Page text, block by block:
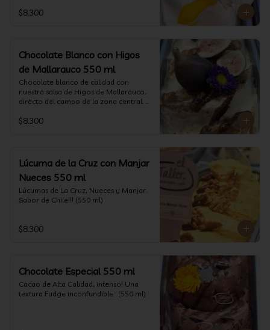
$8.300
Chocolate Blanco con Higos
de Mallarauco 550 ml
Chocolate blanco de calidad con
nuestra salsa de Higos de Mallarauco,
directo del campo de la zona central.
$8.300
Lúcuma de la Cruz con Manjar
Nueces 550 ml
Lúcumas de La Cruz, Nueces y Manjar.
Sabor de Chile!!! (550 ml)
$8.300
Chocolate Especial 550 ml
Cacao de Alta Calidad, intenso! Una
textura Fudge inconfundible.  (550 ml)